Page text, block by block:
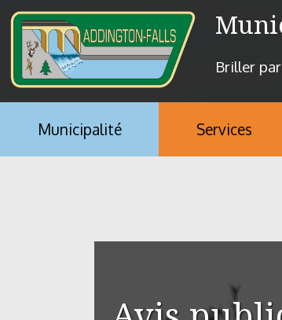
Aller au contenu principal
Briller
Municipalité Services